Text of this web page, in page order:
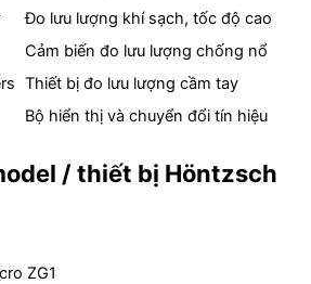
Đo lưu lượng khí sạch, tốc độ cao
Cảm biến đo lưu lượng chống nổ
Thiết bị đo lưu lượng cầm tay
Bộ hiển thị và chuyển đổi tín hiệu
/ thiết bị Höntzsch
ZG1